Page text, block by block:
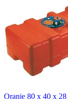
Oranje 80 x 40 x 28